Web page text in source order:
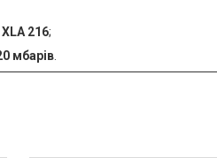
XLA 216;
мбарів.